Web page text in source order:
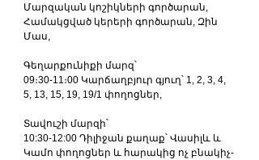
Մարզական կոշիկների գործարան,
Համակցված կերերի գործարան, Զին
Մաս,
Գեղարքունիքի մարզ՝
09։30-11։00 Կարճաղբյուր գյուղ՝ 1, 2, 3, 4,
5, 13, 15, 19, 19/1 փողոցներ,
Տավուշի մարզի՝
10:30-12:00 Դիլիջան քաղաք՝ Վասիլև և
Կամո փողոցներ և հարակից ոչ բնակիչ-